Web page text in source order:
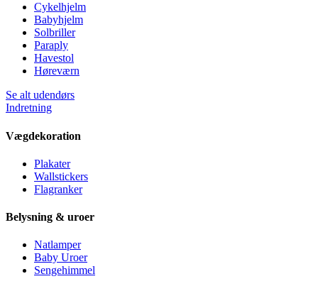
Cykelhjelm
Babyhjelm
Solbriller
Paraply
Havestol
Høreværn
Se alt udendørs
Indretning
Vægdekoration
Plakater
Wallstickers
Flagranker
Belysning & uroer
Natlamper
Baby Uroer
Sengehimmel